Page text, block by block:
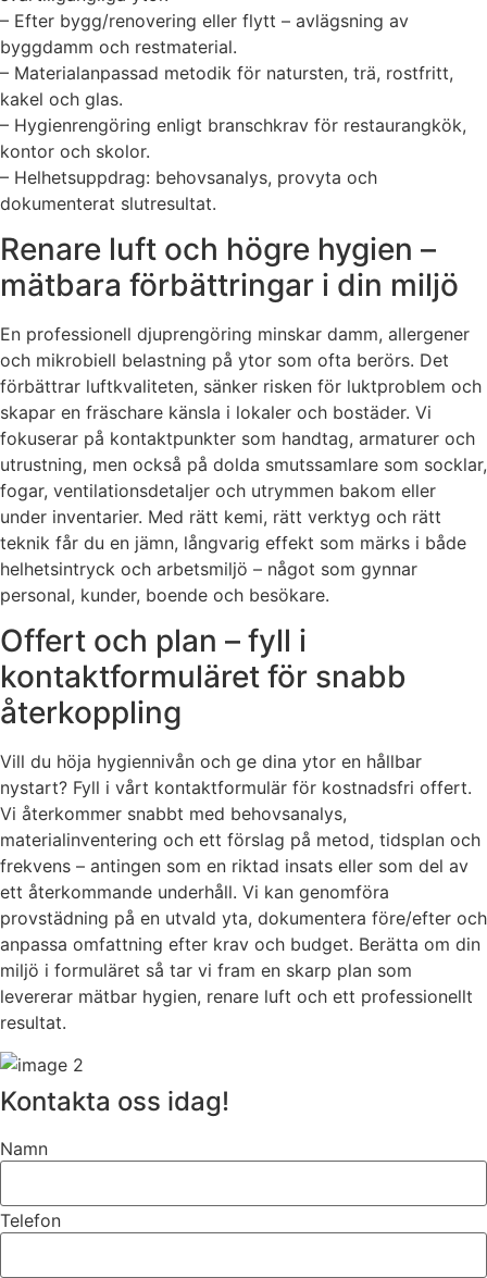
– Efter bygg/renovering eller flytt – avlägsning av
byggdamm och restmaterial.
– Materialanpassad metodik för natursten, trä, rostfritt,
kakel och glas.
– Hygienrengöring enligt branschkrav för restaurangkök,
kontor och skolor.
– Helhetsuppdrag: behovsanalys, provyta och
dokumenterat slutresultat.
Renare luft och högre hygien –
mätbara förbättringar i din miljö
En professionell djuprengöring minskar damm, allergener
och mikrobiell belastning på ytor som ofta berörs. Det
förbättrar luftkvaliteten, sänker risken för luktproblem och
skapar en fräschare känsla i lokaler och bostäder. Vi
fokuserar på kontaktpunkter som handtag, armaturer och
utrustning, men också på dolda smutssamlare som socklar,
fogar, ventilationsdetaljer och utrymmen bakom eller
under inventarier. Med rätt kemi, rätt verktyg och rätt
teknik får du en jämn, långvarig effekt som märks i både
helhetsintryck och arbetsmiljö – något som gynnar
personal, kunder, boende och besökare.
Offert och plan – fyll i
kontaktformuläret för snabb
återkoppling
Vill du höja hygiennivån och ge dina ytor en hållbar
nystart? Fyll i vårt kontaktformulär för kostnadsfri offert.
Vi återkommer snabbt med behovsanalys,
materialinventering och ett förslag på metod, tidsplan och
frekvens – antingen som en riktad insats eller som del av
ett återkommande underhåll. Vi kan genomföra
provstädning på en utvald yta, dokumentera före/efter och
anpassa omfattning efter krav och budget. Berätta om din
miljö i formuläret så tar vi fram en skarp plan som
levererar mätbar hygien, renare luft och ett professionellt
resultat.
Kontakta oss idag!
Namn
Telefon